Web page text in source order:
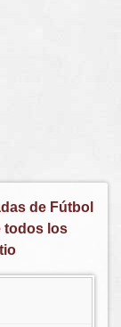
de Fútbol
todos los